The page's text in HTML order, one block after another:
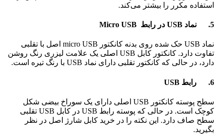
استفاده مکرر را بیشتر می‌کند.
5. نماد USB در رابط Micro USB
نماد USB حک شده روی بدنه کانکتور micro USB اصل با تقلبی
تفاوت‌ دارد. کانکتور کابل USB اصلی یک علامت لیزری رنگ روشن
دارد، در حالی که کانکتور تقلبی دارای نماد USB با رنگ تیره است.
6. رابط USB
سطح پوسته کانکتور USB اصلی دارای یک سوراخ بیضی شکل
کوچک است. در حالی که پوسته رابط USB در کابل USB تقلبی
سطح صاف دارد. این نکته را در خرید کابل شارژ اصل در نظر
بگیرید.